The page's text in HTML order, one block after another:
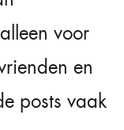
voor
en
posts vaak